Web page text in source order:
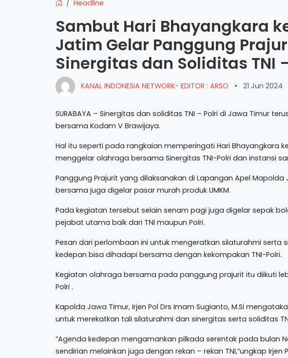
Headline
Sambut Hari Bhayangkara
Jatim Gelar Panggung
Sinergitas dan Soliditas TNI
KANAL INDONESIA NETWORK- EDITOR : ARSO • 21 Jun 2024
SURABAYA – Sinergitas dan soliditas TNI – Polri di Jawa Timur
bersama Kodam V Brawijaya.
Hal itu seperti pada rangkaian memperingati Hari Bhayangkara
menggelar olahraga bersama Sinergitas TNI-Polri dan instansi
Panggung Prajurit yang dilaksanakan di Lapangan Apel
bersama juga digelar pasar murah produk UMKM.
Pada kegiatan tersebut selain senam pagi juga digelar sepak
pejabat utama baik dari TNI maupun Polri.
Pesan dari perlombaan ini untuk mengeratkan silaturahmi serta
kedepan bisa dihadapi bersama dengan kekompakan TNI-Polri.
Kegiatan olahraga bersama pada panggung prajurit itu diikuti
Polri .
Kapolda Jawa Timur, Irjen Pol Drs Imam Sugianto, M.Si
untuk merekatkan tali silaturahmi dan sinergitas serta soliditas
“Agenda kedepan mengamankan pilkada serentak pada bulan
sendirian melainkan juga dengan rekan – rekan TNI,”ungkap Irjen